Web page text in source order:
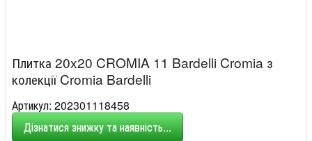
Плитка 20x20 CROMIA 11 Bardelli Cromia з
колекції Cromia Bardelli
Артикул: 202301118458
Дізнатися знижку та наявність...